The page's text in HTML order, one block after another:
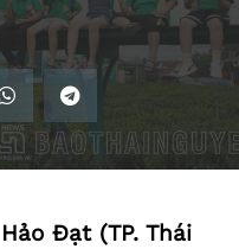
Đạt (TP. Thái